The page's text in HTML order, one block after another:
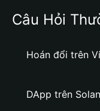
Câu Hỏi
Hoán đổi trên
DApp trên